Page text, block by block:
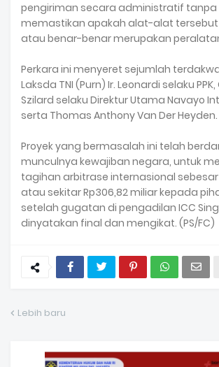
pengiriman secara administratif tanpa
memastikan apakah alat-alat
atau benar-benar merupakan
Perkara ini menyeret sejumlah
Laksda TNI (Purn) Ir. Leonardi selaku
Szilard selaku Direktur Utama Navayo
serta Thomas Anthony Van Der Heyden.
Proyek yang bermasalah ini telah
munculnya kewajiban negara, untuk
tagihan arbitrase internasional sebesar
atau sekitar Rp306,82 miliar kepada
setelah gugatan di pengadilan ICC
dinyatakan final dan mengikat. (PS/FC)
Lebih baru